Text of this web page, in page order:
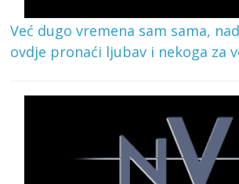
Već dugo vremena sam sama,
ovdje pronaći ljubav i nekoga za